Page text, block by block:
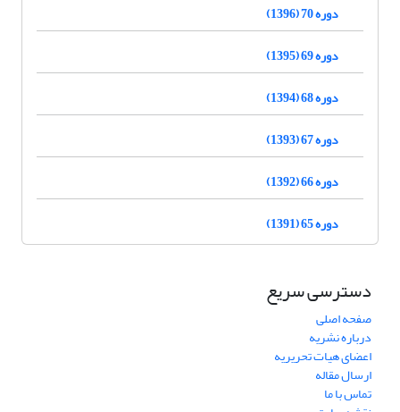
دوره 70 (1396)
دوره 69 (1395)
دوره 68 (1394)
دوره 67 (1393)
دوره 66 (1392)
دوره 65 (1391)
دسترسی سریع
صفحه اصلی
درباره نشریه
اعضای هیات تحریریه
ارسال مقاله
تماس با ما